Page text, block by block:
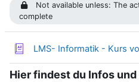
Not available unless: The
complete
LMS- Informatik - Kurs
Hier findest du Infos